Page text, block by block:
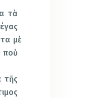
τὰ
μὲ
ποὺ
τῆς